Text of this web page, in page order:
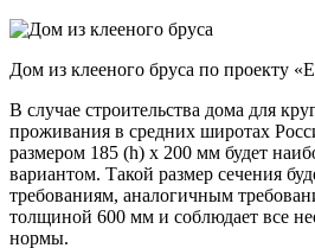
Дом из клееного бруса по проекту
В случае строительства дома для
проживания в средних широтах
размером 185 (h) x 200 мм будет
вариантом. Такой размер сечения
требованиям, аналогичным
толщиной 600 мм и соблюдает все
нормы.